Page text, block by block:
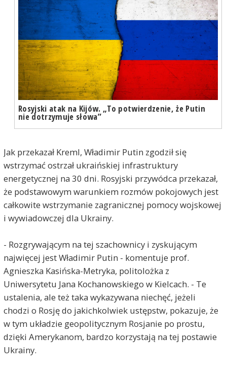
Rosyjski atak na Kijów. „To potwierdzenie, że Putin
nie dotrzymuje słowa”
Jak przekazał Kreml, Władimir Putin zgodził się
wstrzymać ostrzał ukraińskiej infrastruktury
energetycznej na 30 dni. Rosyjski przywódca przekazał,
że podstawowym warunkiem rozmów pokojowych jest
całkowite wstrzymanie zagranicznej pomocy wojskowej
i wywiadowczej dla Ukrainy.
- Rozgrywającym na tej szachownicy i zyskującym
najwięcej jest Władimir Putin - komentuje prof.
Agnieszka Kasińska-Metryka, politolożka z
Uniwersytetu Jana Kochanowskiego w Kielcach. - Te
ustalenia, ale też taka wykazywana niechęć, jeżeli
chodzi o Rosję do jakichkolwiek ustępstw, pokazuje, że
w tym układzie geopolitycznym Rosjanie po prostu,
dzięki Amerykanom, bardzo korzystają na tej postawie
Ukrainy.